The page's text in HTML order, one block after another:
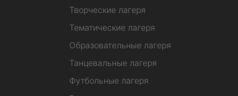
Творческие лагеря
Тематические лагеря
Образовательные лагеря
Танцевальные лагеря
Футбольные лагеря